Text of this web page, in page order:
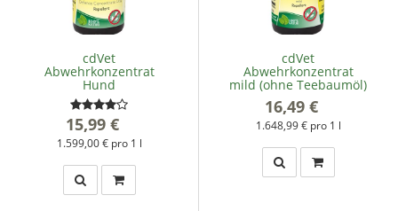
cdVet
Abwehrkonzentrat
Hund
15,99 €
1.599,00 € pro 1 l
cdVet
Abwehrkonzentrat
mild (ohne Teebaumöl)
16,49 €
1.648,99 € pro 1 l